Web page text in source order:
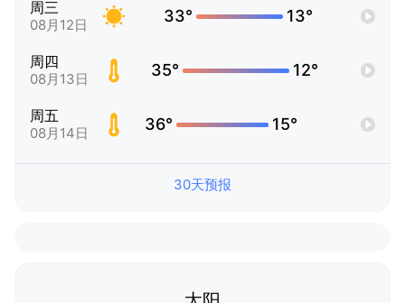
周三
08月12日 33° 13°
周四
08月13日 35° 12°
周五
08月14日 36° 15°
30天预报